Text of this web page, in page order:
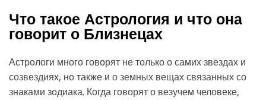
Что такое Астрология и что она
говорит о Близнецах
Астрологи много говорят не только о самих звездах и
созвездиях, но также и о земных вещах связанных со
знаками зодиака. Когда говорят о везучем человеке,